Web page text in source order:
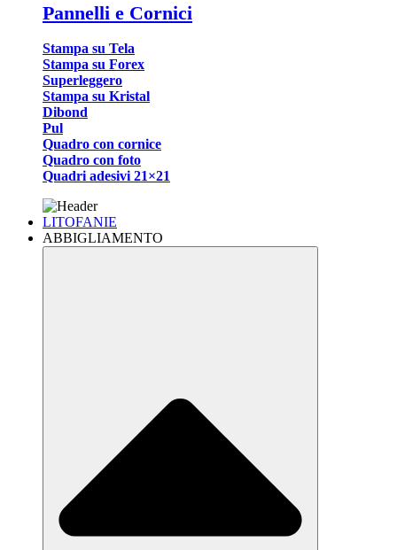
Pannelli e Cornici
Stampa su Tela
Stampa su Forex
Superleggero
Stampa su Kristal
Dibond
Pul
Quadro con cornice
Quadro con foto
Quadri adesivi 21×21
LITOFANIE
ABBIGLIAMENTO